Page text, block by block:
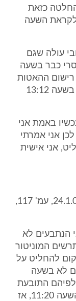
החלטה כזאת
לקראת השעה
עולה שגם
כבר בשעה
רישום ההאטות
במוניטור מהשעה 13:00, שהפך לתקין בשעה 13:12
באמת אני
לכן אני אמרתי
אני אישית
ת. זה יוצא לי 13:15 13:16" (פ' מיום 24.1.08, עמ' 117,
הנתבעים לא
המוניטור
להחליט על
קיסרי, לא בשעה 13:03 וגם לא בשעה
לפיהם התובעת
לא נבדקה על ידי רופא כלשהו החל מהשעה 11:20, אז